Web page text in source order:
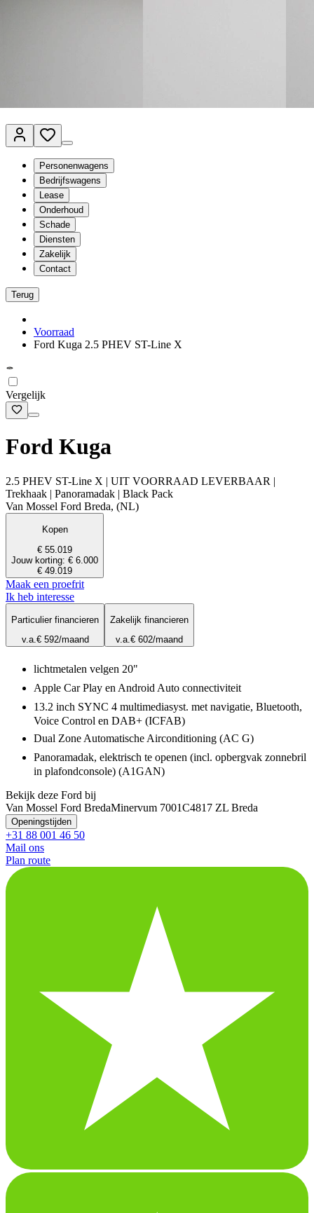
Personenwagens
Bedrijfswagens
Lease
Onderhoud
Schade
Diensten
Zakelijk
Contact
Terug
Voorraad
Ford Kuga 2.5 PHEV ST-Line X
Vergelijk
Ford Kuga
2.5 PHEV ST-Line X | UIT VOORRAAD LEVERBAAR |
Trekhaak | Panoramadak | Black Pack
Van Mossel Ford Breda, (NL)
Kopen
€ 55.019
Jouw korting: € 6.000
€ 49.019
Maak een proefrit
Ik heb interesse
Particulier financieren
v.a.€ 592/maand
Zakelijk financieren
v.a.€ 602/maand
lichtmetalen velgen 20"
Apple Car Play en Android Auto connectiviteit
13.2 inch SYNC 4 multimediasyst. met navigatie, Bluetooth,
Voice Control en DAB+ (ICFAB)
Dual Zone Automatische Airconditioning (AC G)
Panoramadak, elektrisch te openen (incl. opbergvak zonnebril
in plafondconsole) (A1GAN)
Bekijk deze Ford bij
Van Mossel Ford BredaMinervum 7001C4817 ZL Breda
Openingstijden
+31 88 001 46 50
Mail ons
Plan route